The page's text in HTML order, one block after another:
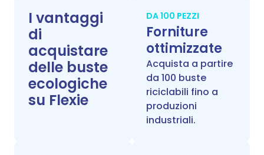
I vantaggi
di
acquistare
delle buste
ecologiche
su Flexie
DA 100 PEZZI
Forniture
ottimizzate
Acquista a partire
da 100 buste
riciclabili fino a
produzioni
industriali.